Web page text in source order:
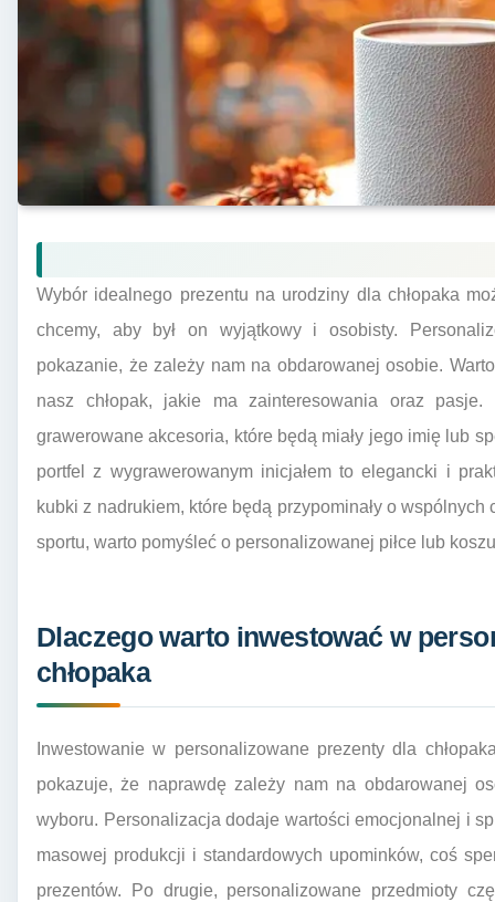
Wybór idealnego prezentu na urodziny dla chłopaka
chcemy, aby był on wyjątkowy i osobisty.
pokazanie, że zależy nam na obdarowanej osobie.
nasz chłopak, jakie ma zainteresowania oraz
grawerowane akcesoria, które będą miały jego imię lub
portfel z wygrawerowanym inicjałem to elegancki i
kubki z nadrukiem, które będą przypominały o
sportu, warto pomyśleć o personalizowanej piłce lub
Dlaczego warto inwestować w
chłopaka
Inwestowanie w personalizowane prezenty dla
pokazuje, że naprawdę zależy nam na obdarowanej
wyboru. Personalizacja dodaje wartości emocjonalnej i
masowej produkcji i standardowych upominków, coś
prezentów. Po drugie, personalizowane przedmioty